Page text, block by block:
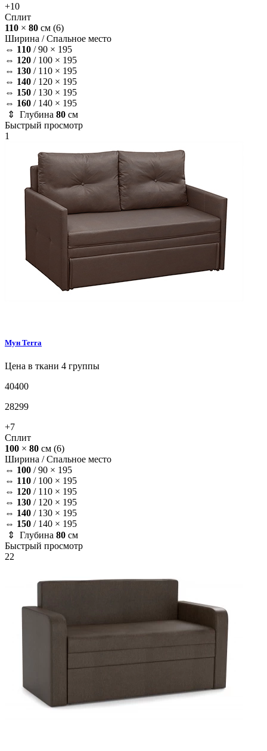
+10
Сплит
110 × 80 см (6)
Ширина /Спальное место
⇔ 110 /90 × 195
⇔ 120 / 100 × 195
⇔ 130 / 110 × 195
⇔ 140 / 120 × 195
⇔ 150 / 130 × 195
⇔ 160 / 140 × 195
⇕ Глубина 80 см
Быстрый просмотр
1
Мун Terra
Цена в ткани 4 группы
40400
28299
+7
Сплит
100 × 80 см (6)
Ширина /Спальное место
⇔ 100 /90 × 195
⇔ 110 / 100 × 195
⇔ 120 / 110 × 195
⇔ 130 / 120 × 195
⇔ 140 / 130 × 195
⇔ 150 / 140 × 195
⇕ Глубина 80 см
Быстрый просмотр
22